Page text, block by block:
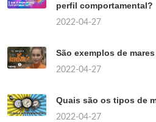
perfil comportamental?
2022-04-27
São exemplos de
2022-04-27
Quais são os tipos de
2022-04-27